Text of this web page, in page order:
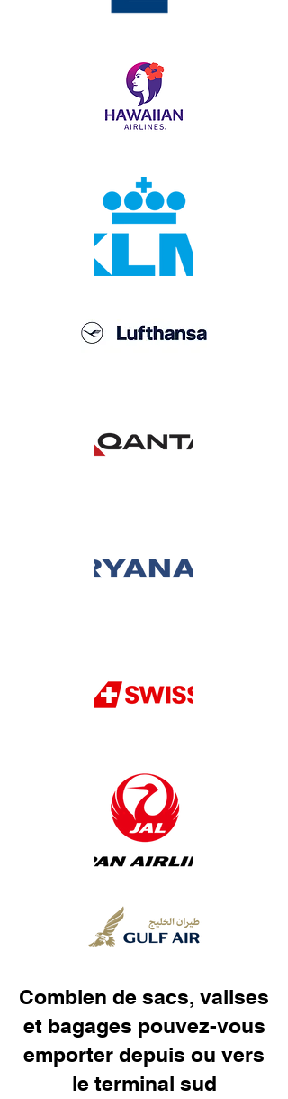
Combien de sacs, valises
et bagages pouvez-vous
emporter depuis ou vers
le terminal sud